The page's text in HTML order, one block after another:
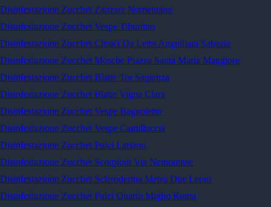
Disinfestazione Zucchet Zanzare Nomentana
Disinfestazione Zucchet Vespe Tiburtino
Disinfestazione Zucchet Cimici Da Letto Anguillara Sabazia
Disinfestazione Zucchet Mosche Piazza Santa Maria Maggiore
Disinfestazione Zucchet Blatte Tor Sapienza
Disinfestazione Zucchet Blatte Vigna Clara
Disinfestazione Zucchet Vespe Bagnoletto
Disinfestazione Zucchet Vespe Camilluccia
Disinfestazione Zucchet Pulci Lariano
Disinfestazione Zucchet Scorpioni Via Nemorense
Disinfestazione Zucchet Scleroderma Metro Due Leoni
Disinfestazione Zucchet Pulci Quarto Miglio Roma